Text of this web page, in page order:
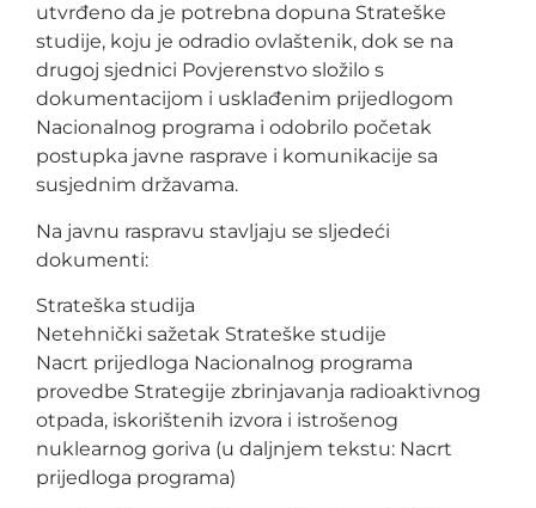
utvrđeno da je potrebna dopuna Strateške
studije, koju je odradio ovlaštenik, dok se na
drugoj sjednici Povjerenstvo složilo s
dokumentacijom i usklađenim prijedlogom
Nacionalnog programa i odobrilo početak
postupka javne rasprave i komunikacije sa
susjednim državama.
Na javnu raspravu stavljaju se sljedeći
dokumenti:
Strateška studija
Netehnički sažetak Strateške studije
Nacrt prijedloga Nacionalnog programa
provedbe Strategije zbrinjavanja radioaktivnog
otpada, iskorištenih izvora i istrošenog
nuklearnog goriva (u daljnjem tekstu: Nacrt
prijedloga programa)